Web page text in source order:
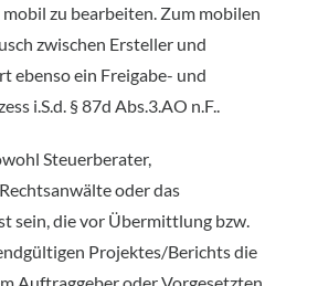
mobil zu bearbeiten. Zum mobilen
zwischen Ersteller und
ebenso ein Freigabe- und
i.S.d. § 87d Abs.3.AO n.F..
Steuerberater,
oder das
sein, die vor Übermittlung bzw.
Projektes/Berichts die